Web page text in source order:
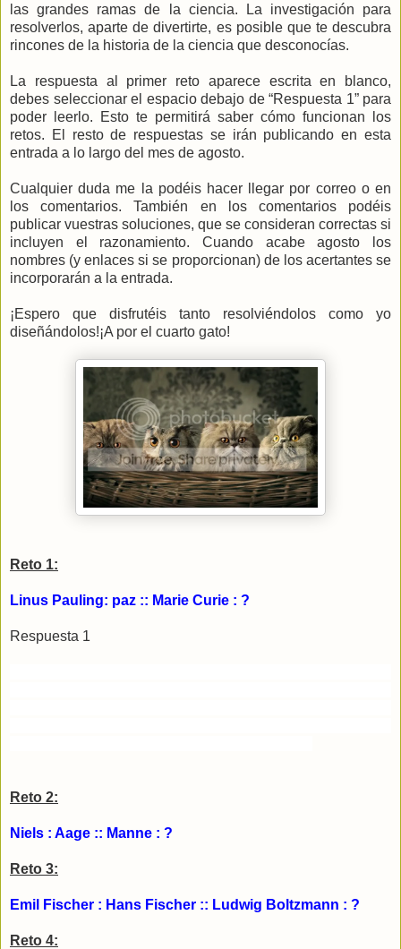
las grandes ramas de la ciencia. La investigación para
resolverlos, aparte de divertirte, es posible que te descubra
rincones de la historia de la ciencia que desconocías.
La respuesta al primer reto aparece escrita en blanco,
debes seleccionar el espacio debajo de “Respuesta 1” para
poder leerlo. Esto te permitirá saber cómo funcionan los
retos. El resto de respuestas se irán publicando en esta
entrada a lo largo del mes de agosto.
Cualquier duda me la podéis hacer llegar por correo o en
los comentarios. También en los comentarios podéis
publicar vuestras soluciones, que se consideran correctas si
incluyen el razonamiento. Cuando acabe agosto los
nombres (y enlaces si se proporcionan) de los acertantes se
incorporarán a la entrada.
¡Espero que disfrutéis tanto resolviéndolos como yo
diseñándolos!¡A por el cuarto gato!
Reto 1:
Linus Pauling: paz :: Marie Curie : ?
Respuesta 1
Reto 2:
Niels : Aage :: Manne : ?
Reto 3:
Emil Fischer : Hans Fischer :: Ludwig Boltzmann : ?
Reto 4: